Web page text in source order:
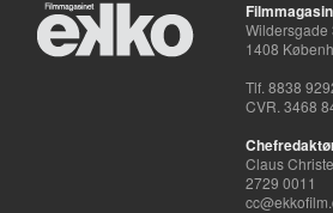
Wildersgade
1408
Tlf. 8838
CVR. 3468
Claus
2729 0011